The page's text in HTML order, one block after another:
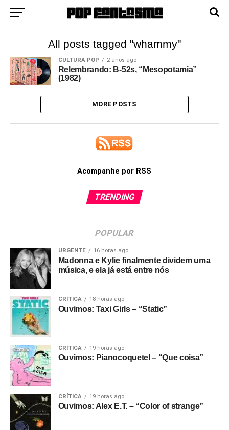
All posts tagged "whammy"
CULTURA POP 2 anos ago
Relembrando: B-52s, “Mesopotamia”
(1982)
MORE POSTS
Acompanhe por RSS
TRENDING
POPULAR
URGENTE 16 horas ago
Madonna e Kylie finalmente dividem uma
música, e ela já está entre nós
CRÍTICA 18 horas ago
Ouvimos: Taxi Girls – “Static”
CRÍTICA 19 horas ago
Ouvimos: Pianocoquetel – “Que coisa”
CRÍTICA 19 horas ago
Ouvimos: Alex E.T. – “Color of strange”